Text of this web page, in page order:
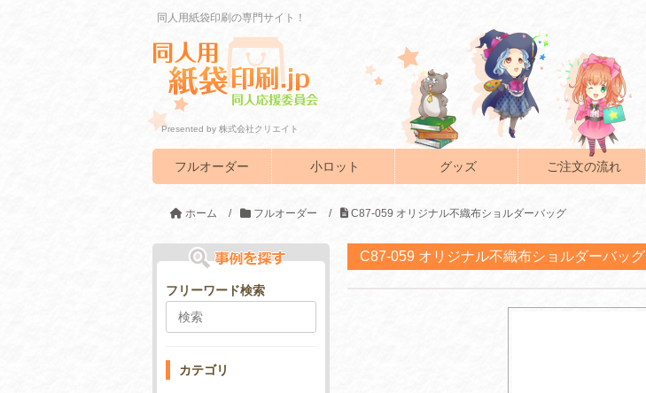
同人用紙袋印刷の専門サイト！
Presented by 株式会社クリエイト
フルオーダー 小ロット グッズ ご注文の流れ
ホーム / フルオーダー / C87-059 オリジナル不織布ショルダーバッグ
C87-059 オリジナル不織布ショルダーバッグ
フリーワード検索
カテゴリ